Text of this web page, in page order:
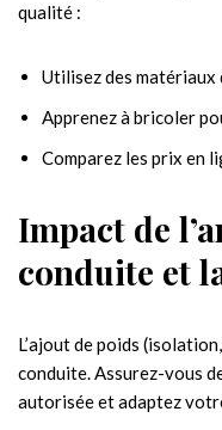
qualité :
Utilisez des matériaux
Apprenez à bricoler
Comparez les prix en
Impact de
conduite et
L’ajout de poids
conduite. Assurez-vous
autorisée et adaptez